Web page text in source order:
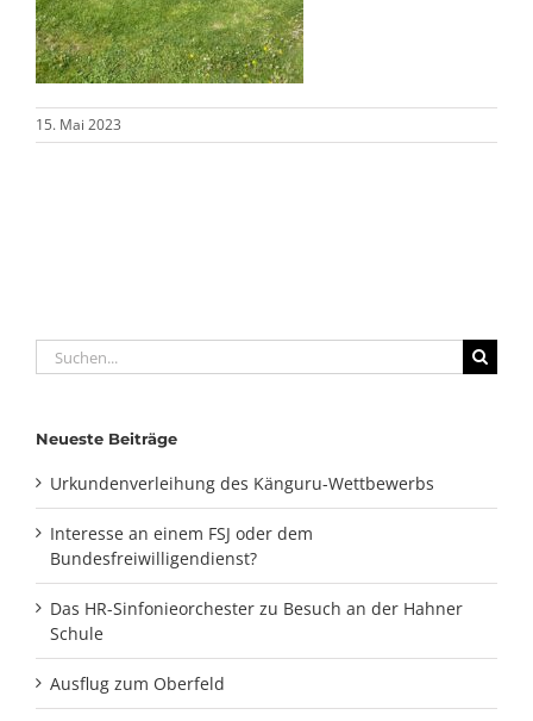
15. Mai 2023
Suche
nach:
Neueste Beiträge
Urkundenverleihung des Känguru-Wettbewerbs
Interesse an einem FSJ oder dem
Bundesfreiwilligendienst?
Das HR-Sinfonieorchester zu Besuch an der Hahner
Schule
Ausflug zum Oberfeld